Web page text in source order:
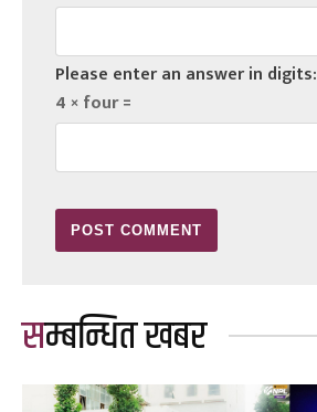
Please enter an answer in digits:
4 × four =
सम्बन्धित खबर